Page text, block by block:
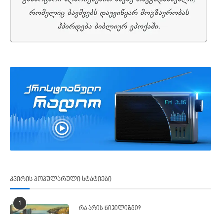
კვირის პოპულარული სტატიები
1
რა არის ნიჰილიზმი?